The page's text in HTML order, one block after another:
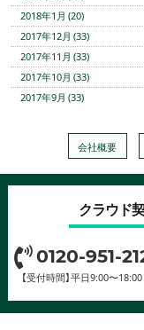
2018年1月 (20)
2017年12月 (33)
2017年11月 (33)
2017年10月 (33)
2017年9月 (33)
会社概要
クラウド
0120-951-
【受付時間】平日9:00〜18:00